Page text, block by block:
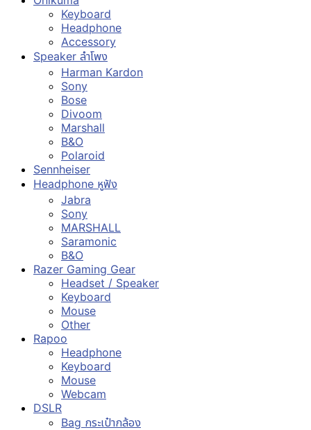
Keyboard
Headphone
Accessory
Speaker ลำโพง
Harman Kardon
Sony
Bose
Divoom
Marshall
B&O
Polaroid
Sennheiser
Headphone หูฟัง
Jabra
Sony
MARSHALL
Saramonic
B&O
Razer Gaming Gear
Headset / Speaker
Keyboard
Mouse
Other
Rapoo
Headphone
Keyboard
Mouse
Webcam
DSLR
Bag กระเป๋ากล้อง